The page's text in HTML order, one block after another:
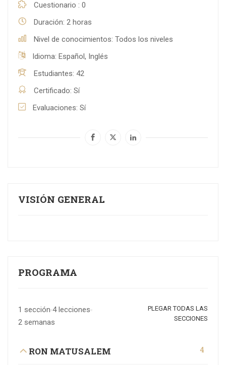
VISIÓN GENERAL
PROGRAMA
1 sección 4 lecciones
2 semanas
PLEGAR TODAS LAS
SECCIONES
RON MATUSALEM 4
Cuestionario
0
Duración 2 horas
Nivel de conocimientos Todos los niveles
Idioma Español, Inglés
Estudiantes 42
Certificado Sí
Evaluaciones Sí